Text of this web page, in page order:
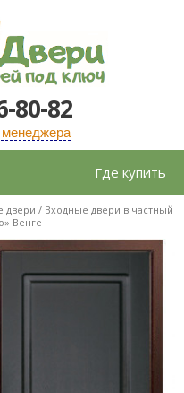
80-82
менеджера
Где купить
двери / Входные двери в частный
Венге